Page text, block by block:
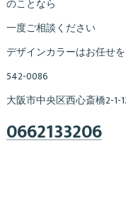
のことなら
一度ご相談ください
デザインカラーはお任せを
542-0086
大阪市中央区西心斎橋2-1-
0662133206